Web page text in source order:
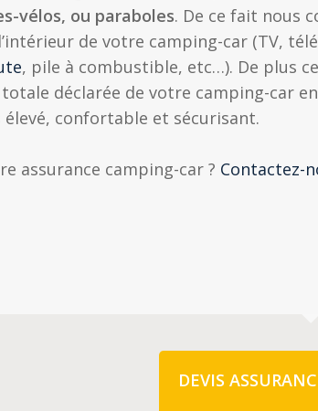
vélos, ou paraboles. De ce fait nous
de votre camping-car (TV,
, pile à combustible, etc…). De plus
déclarée de votre camping-car
confortable et sécurisant.
assurance camping-car ? Contactez-
DEVIS